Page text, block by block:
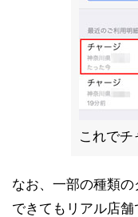
これでチ
なお、一部の種類
できてもリアル店